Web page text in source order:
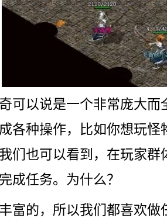
可以说是一个非常庞大而
各种操作，比如你想玩怪
们也可以看到，在玩家群
成任务。为什么？
富的，所以我们都喜欢做